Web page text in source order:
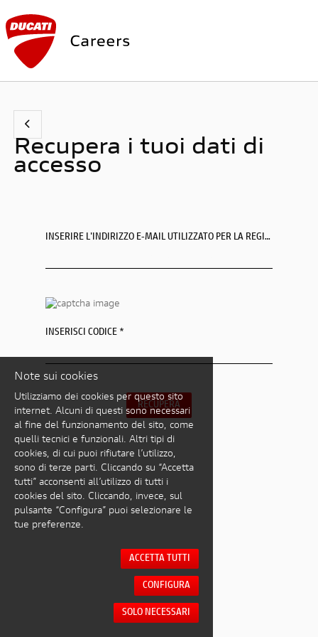
Note sui cookies
Utilizziamo dei cookies per questo sito
internet. Alcuni di questi sono necessari
al fine del funzionamento del sito, come
quelli tecnici e funzionali. Altri tipi di
cookies, di cui puoi rifiutare l’utilizzo,
sono di terze parti. Cliccando su “Accetta
tutti” acconsenti all’utilizzo di tutti i
cookies del sito. Cliccando, invece, sul
pulsante “Configura” puoi selezionare le
tue preferenze.
ACCETTA TUTTI
CONFIGURA
SOLO NECESSARI
Recupera i tuoi dati di
accesso
INSERIRE L'INDIRIZZO E-MAIL UTILIZZATO PER LA REGISTRAZIONE *
INSERISCI CODICE *
RECUPERA